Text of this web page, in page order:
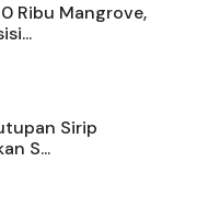
Ribu Mangrove,
Sirip
S...